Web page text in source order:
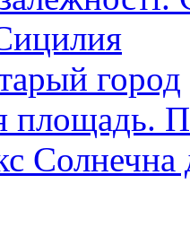
город
площадь.
Солнечна